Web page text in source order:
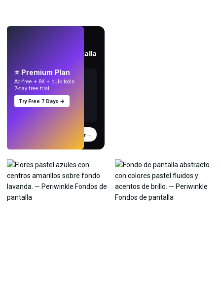
Crea fondos de pantalla
Probar→
⭐ Premium Plan
Ad-free + 8K + bulk tools.
7-day free trial.
Try Free 7 Days →